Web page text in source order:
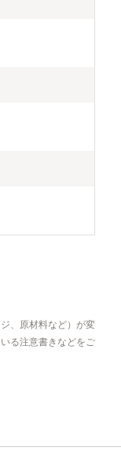
、原材料など）が変
る注意書きなどをご